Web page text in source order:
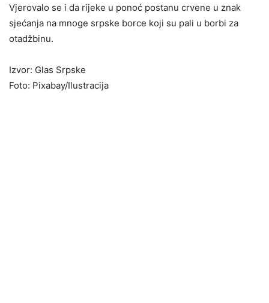
Vjerovalo se i da rijeke u ponoć postanu crvene u znak
sjećanja na mnoge srpske borce koji su pali u borbi za
otadžbinu.
Izvor: Glas Srpske
Foto: Pixabay/Ilustracija